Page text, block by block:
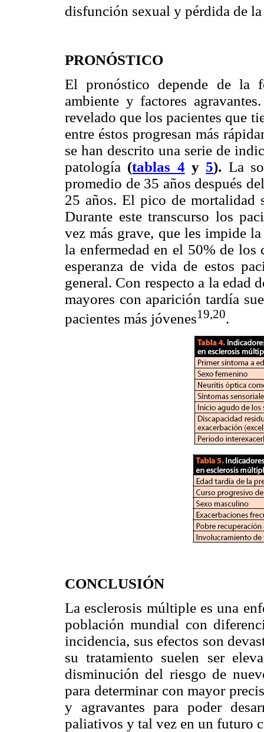
disfunción sexual y pérdida de
PRONÓSTICO
El pronóstico depende de la
ambiente y factores
revelado que los pacientes que
entre éstos progresan más
se han descrito una serie de
patología (tablas 4 y 5). La
promedio de 35 años después
25 años. El pico de mortalidad
Durante este transcurso los
vez más grave, que les impide
la enfermedad en el 50% de los
esperanza de vida de estos
general. Con respecto a la edad
mayores con aparición tardía
pacientes más jóvenes19,20.
CONCLUSIÓN
La esclerosis múltiple es una
población mundial con
incidencia, sus efectos son
su tratamiento suelen ser
disminución del riesgo de
para determinar con mayor
y agravantes para poder
paliativos y tal vez en un futuro